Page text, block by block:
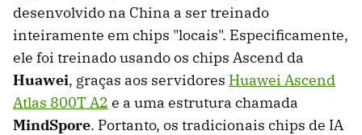
desenvolvido na China a ser treinado
inteiramente em chips "locais". Especificamente,
ele foi treinado usando os chips Ascend da
Huawei, graças aos servidores Huawei Ascend
Atlas 800T A2 e a uma estrutura chamada
MindSpore. Portanto, os tradicionais chips de IA